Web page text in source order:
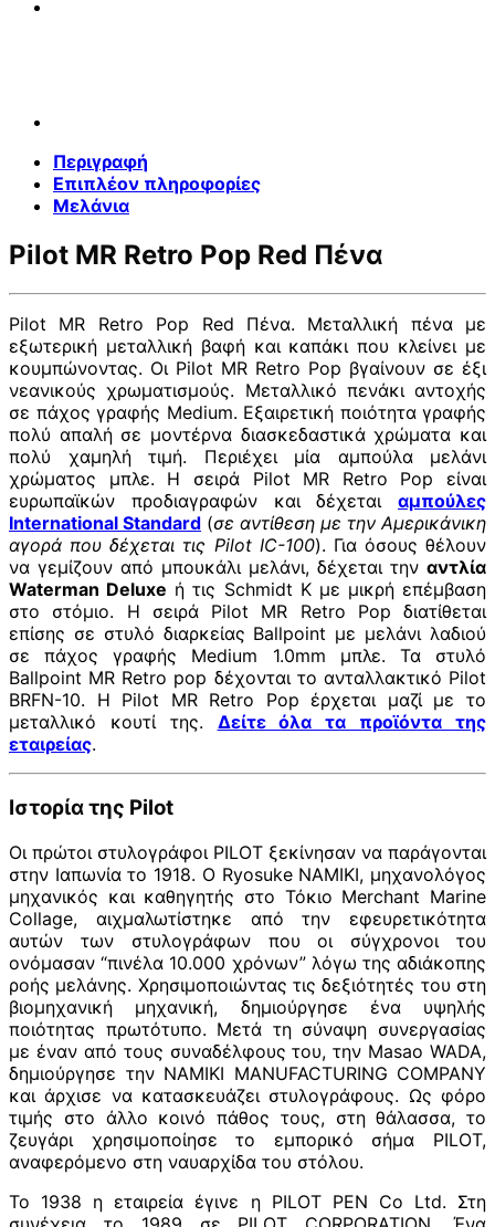
Περιγραφή
Επιπλέον πληροφορίες
Μελάνια
Pilot MR Retro Pop Red Πένα
Pilot MR Retro Pop Red Πένα. Μεταλλική πένα με
εξωτερική μεταλλική βαφή και καπάκι που κλείνει με
κουμπώνοντας. Οι Pilot MR Retro Pop βγαίνουν σε έξι
νεανικούς χρωματισμούς. Μεταλλικό πενάκι αντοχής
σε πάχος γραφής Medium. Εξαιρετική ποιότητα γραφής
πολύ απαλή σε μοντέρνα διασκεδαστικά χρώματα και
πολύ χαμηλή τιμή. Περιέχει μία αμπούλα μελάνι
χρώματος μπλε. Η σειρά Pilot MR Retro Pop είναι
ευρωπαϊκών προδιαγραφών και δέχεται αμπούλες
International Standard (σε αντίθεση με την Αμερικάνικη
αγορά που δέχεται τις Pilot IC-100). Για όσους θέλουν
να γεμίζουν από μπουκάλι μελάνι, δέχεται την αντλία
Waterman Deluxe ή τις Schmidt K με μικρή επέμβαση
στο στόμιο. Η σειρά Pilot MR Retro Pop διατίθεται
επίσης σε στυλό διαρκείας Ballpoint με μελάνι λαδιού
σε πάχος γραφής Medium 1.0mm μπλε. Τα στυλό
Ballpoint MR Retro pop δέχονται το ανταλλακτικό Pilot
BRFN-10. Η Pilot MR Retro Pop έρχεται μαζί με το
μεταλλικό κουτί της. Δείτε όλα τα προϊόντα της
εταιρείας.
Ιστορία της Pilot
Οι πρώτοι στυλογράφοι PILOT ξεκίνησαν να παράγονται
στην Ιαπωνία το 1918. Ο Ryosuke NAMIKI, μηχανολόγος
μηχανικός και καθηγητής στο Τόκιο Merchant Marine
Collage, αιχμαλωτίστηκε από την εφευρετικότητα
αυτών των στυλογράφων που οι σύγχρονοι του
ονόμασαν “πινέλα 10.000 χρόνων” λόγω της αδιάκοπης
ροής μελάνης. Χρησιμοποιώντας τις δεξιότητές του στη
βιομηχανική μηχανική, δημιούργησε ένα υψηλής
ποιότητας πρωτότυπο. Μετά τη σύναψη συνεργασίας
με έναν από τους συναδέλφους του, την Masao WADA,
δημιούργησε την NAMIKI MANUFACTURING COMPANY
και άρχισε να κατασκευάζει στυλογράφους. Ως φόρο
τιμής στο άλλο κοινό πάθος τους, στη θάλασσα, το
ζευγάρι χρησιμοποίησε το εμπορικό σήμα PILOT,
αναφερόμενο στη ναυαρχίδα του στόλου.
Το 1938 η εταιρεία έγινε η PILOT PEN Co Ltd. Στη